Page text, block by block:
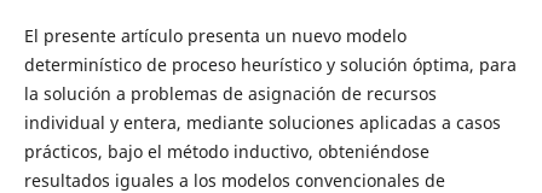
El presente artículo presenta un nuevo modelo
determinístico de proceso heurístico y solución óptima, para
la solución a problemas de asignación de recursos
individual y entera, mediante soluciones aplicadas a casos
prácticos, bajo el método inductivo, obteniéndose
resultados iguales a los modelos convencionales de